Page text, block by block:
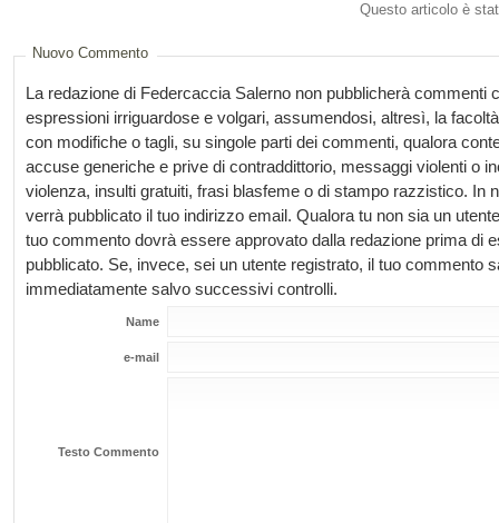
Questo articolo è
Nuovo Commento
La redazione di Federcaccia Salerno non pubblicherà commenti
espressioni irriguardose e volgari, assumendosi, altresì, la
con modifiche o tagli, su singole parti dei commenti, qualora
accuse generiche e prive di contraddittorio, messaggi violenti o
violenza, insulti gratuiti, frasi blasfeme o di stampo razzistico. In
verrà pubblicato il tuo indirizzo email. Qualora tu non sia un
tuo commento dovrà essere approvato dalla redazione prima di
pubblicato. Se, invece, sei un utente registrato, il tuo commento
immediatamente salvo successivi controlli.
Name
e-mail
Testo Commento